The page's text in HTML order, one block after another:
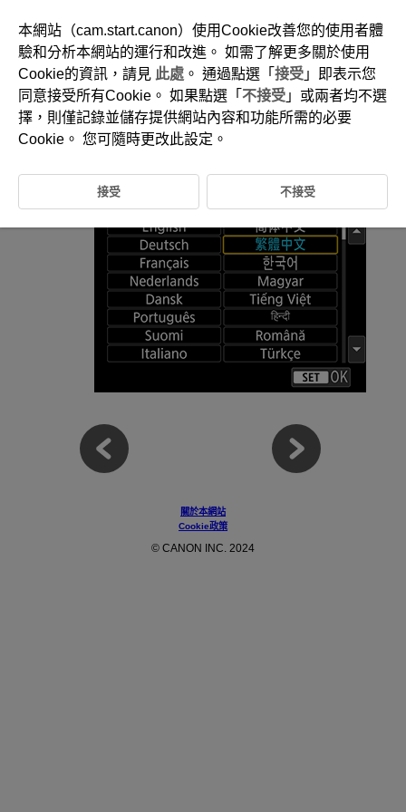
D292-171
語言
選擇[ :語言 ](
)。
設定所需的語言。
關於本網站
Cookie政策
© CANON INC. 2024
本網站（cam.start.canon）使用Cookie改善您的使用者體
驗和分析本網站的運行和改進。 如需了解更多關於使用
Cookie的資訊，請見 此處 。 通過點選「 接受 」即表示您
同意接受所有Cookie。 如果點選「 不接受 」或兩者均不選
擇，則僅記錄並儲存提供網站內容和功能所需的必要
Cookie。 您可隨時更改此設定。
接受 不接受